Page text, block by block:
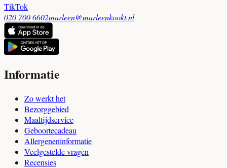
TikTok
020 700 6602marleen@marleenkookt.nl
Informatie
Zo werkt het
Bezorggebied
Maaltijdservice
Geboortecadeau
Allergeneninformatie
Veelgestelde vragen
Recensies